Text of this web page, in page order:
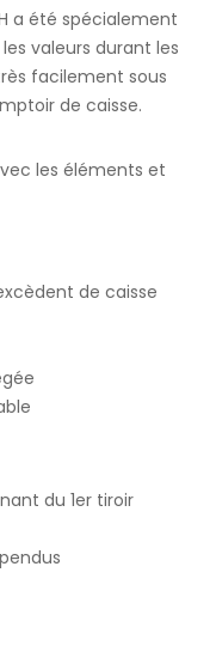
a été spécialement
valeurs durant les
facilement sous
de caisse.
les éléments et
de caisse
du 1er tiroir